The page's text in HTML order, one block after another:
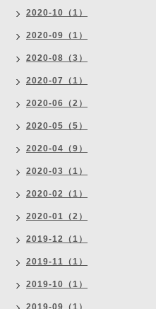
2020-10（1）
2020-09（1）
2020-08（3）
2020-07（1）
2020-06（2）
2020-05（5）
2020-04（9）
2020-03（1）
2020-02（1）
2020-01（2）
2019-12（1）
2019-11（1）
2019-10（1）
2019-09（1）